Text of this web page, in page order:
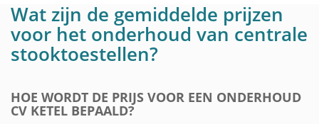
Wat zijn de gemiddelde prijzen
voor het onderhoud van centrale
stooktoestellen?
HOE WORDT DE PRIJS VOOR EEN ONDERHOUD
CV KETEL BEPAALD?